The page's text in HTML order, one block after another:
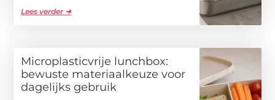
Lees verder ➜
Microplasticvrije lunchbox:
bewuste materiaalkeuze voor
dagelijks gebruik